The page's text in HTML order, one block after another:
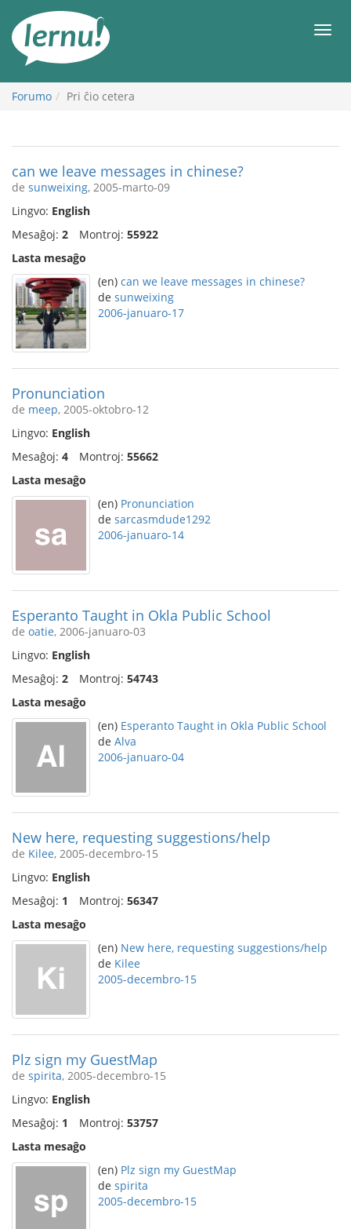
enhavo
Forumo Pri ĉio cetera
can we leave messages in chinese?
de sunweixing, 2005-marto-09
Lingvo: English
Mesaĝoj: 2 Montroj: 55922
Lasta mesaĝo
(en) can we leave messages in chinese?
de sunweixing
2006-januaro-17
Pronunciation
de meep, 2005-oktobro-12
Lingvo: English
Mesaĝoj: 4 Montroj: 55662
Lasta mesaĝo
(en) Pronunciation
de sarcasmdude1292
2006-januaro-14
Esperanto Taught in Okla Public School
de oatie, 2006-januaro-03
Lingvo: English
Mesaĝoj: 2 Montroj: 54743
Lasta mesaĝo
(en) Esperanto Taught in Okla Public School
de Alva
2006-januaro-04
New here, requesting suggestions/help
de Kilee, 2005-decembro-15
Lingvo: English
Mesaĝoj: 1 Montroj: 56347
Lasta mesaĝo
(en) New here, requesting suggestions/help
de Kilee
2005-decembro-15
Plz sign my GuestMap
de spirita, 2005-decembro-15
Lingvo: English
Mesaĝoj: 1 Montroj: 53757
Lasta mesaĝo
(en) Plz sign my GuestMap
de spirita
2005-decembro-15